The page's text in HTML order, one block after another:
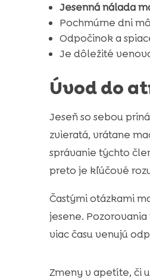
Jesenná nálada
Pochmúrne dni
Odpočinok a
Je dôležité
Úvod do
Jeseň so sebou
zvieratá, vrátane
správanie týchto
preto je kľúčové
Častými otázkami
jesene.
viac času venujú
Zmeny v apetíte, či